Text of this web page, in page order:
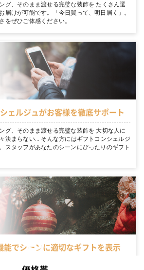
グ、そのまま渡せる完璧な装飾を たくさん選
届けが可能です。「今日買って、明日届く」。
をぜひご体感ください。
ェルジュがお客様を徹底サポート
グ、そのまま渡せる完璧な装飾を 大切な人に
決まらない… そんな方にはギフトコンシェルジ
スタッフがあなたのシーンにぴったりのギフト
能でシーンに適切なギフトを表示
た独自の絞り込み検索機能がついています。